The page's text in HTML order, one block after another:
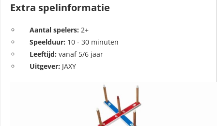
Extra spelinformatie
Aantal spelers: 2+
Speelduur: 10 - 30 minuten
Leeftijd: vanaf 5/6 jaar
Uitgever: JAXY